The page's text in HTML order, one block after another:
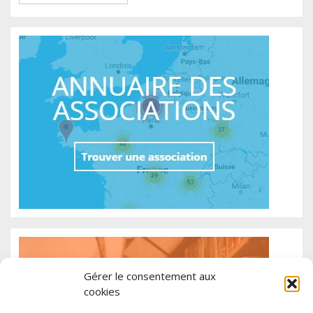
Gérer le consentement aux
cookies